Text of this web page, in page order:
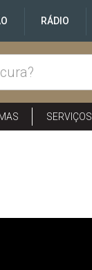
RÁDIO
SERVIÇOS